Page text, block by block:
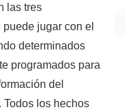
las tres
puede jugar con el
determinados
programados para
del
los hechos